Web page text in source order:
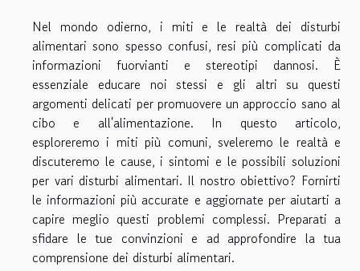
Nel mondo odierno, i miti e le realtà dei disturbi
alimentari sono spesso confusi, resi più complicati da
informazioni fuorvianti e stereotipi dannosi. È
essenziale educare noi stessi e gli altri su questi
argomenti delicati per promuovere un approccio sano al
cibo e all'alimentazione. In questo articolo,
esploreremo i miti più comuni, sveleremo le realtà e
discuteremo le cause, i sintomi e le possibili soluzioni
per vari disturbi alimentari. Il nostro obiettivo? Fornirti
le informazioni più accurate e aggiornate per aiutarti a
capire meglio questi problemi complessi. Preparati a
sfidare le tue convinzioni e ad approfondire la tua
comprensione dei disturbi alimentari.